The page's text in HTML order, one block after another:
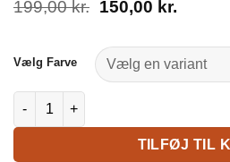
199,00kr. Den
var:
199,00 kr..
150,00 kr.Den
er:
150,00
Vælg Farve
K9 Crew Justerbar Hundesnor -
TILFØJ TIL